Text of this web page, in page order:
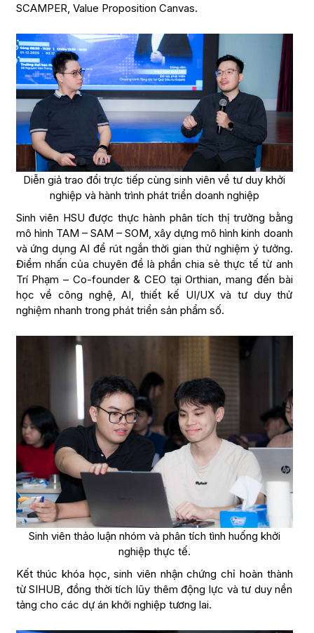
SCAMPER, Value Proposition Canvas.
Diễn giả trao đổi trực tiếp cùng sinh viên về tư duy khởi
nghiệp và hành trình phát triển doanh nghiệp
Sinh viên HSU được thực hành phân tích thị trường bằng
mô hình TAM – SAM – SOM, xây dựng mô hình kinh doanh
và ứng dụng AI để rút ngắn thời gian thử nghiệm ý tưởng.
Điểm nhấn của chuyên đề là phần chia sẻ thực tế từ anh
Trí Phạm – Co-founder & CEO tại Orthian, mang đến bài
học về công nghệ, AI, thiết kế UI/UX và tư duy thử
nghiệm nhanh trong phát triển sản phẩm số.
Sinh viên thảo luận nhóm và phân tích tình huống khởi
nghiệp thực tế.
Kết thúc khóa học, sinh viên nhận chứng chỉ hoàn thành
từ SIHUB, đồng thời tích lũy thêm động lực và tư duy nền
tảng cho các dự án khởi nghiệp tương lai.